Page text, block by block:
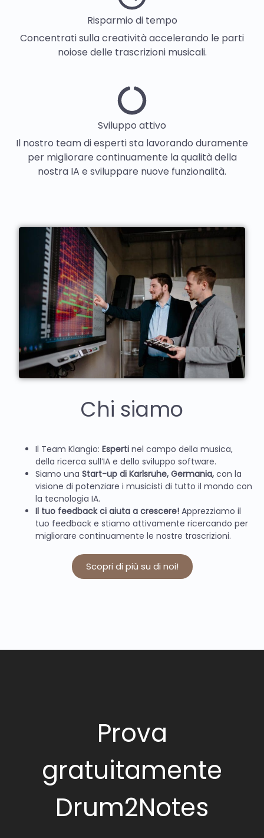
Risparmio di tempo
Concentrati sulla creatività accelerando le parti
noiose delle trascrizioni musicali.
Sviluppo attivo
Il nostro team di esperti sta lavorando duramente
per migliorare continuamente la qualità della
nostra IA e sviluppare nuove funzionalità.
Chi siamo
Il Team Klangio: Esperti nel campo della musica,
della ricerca sull’IA e dello sviluppo software.
Siamo una Start-up di Karlsruhe, Germania, con la
visione di potenziare i musicisti di tutto il mondo con
la tecnologia IA.
Il tuo feedback ci aiuta a crescere! Apprezziamo il
tuo feedback e stiamo attivamente ricercando per
migliorare continuamente le nostre trascrizioni.
Scopri di più su di noi!
Prova
gratuitamente
Drum2Notes